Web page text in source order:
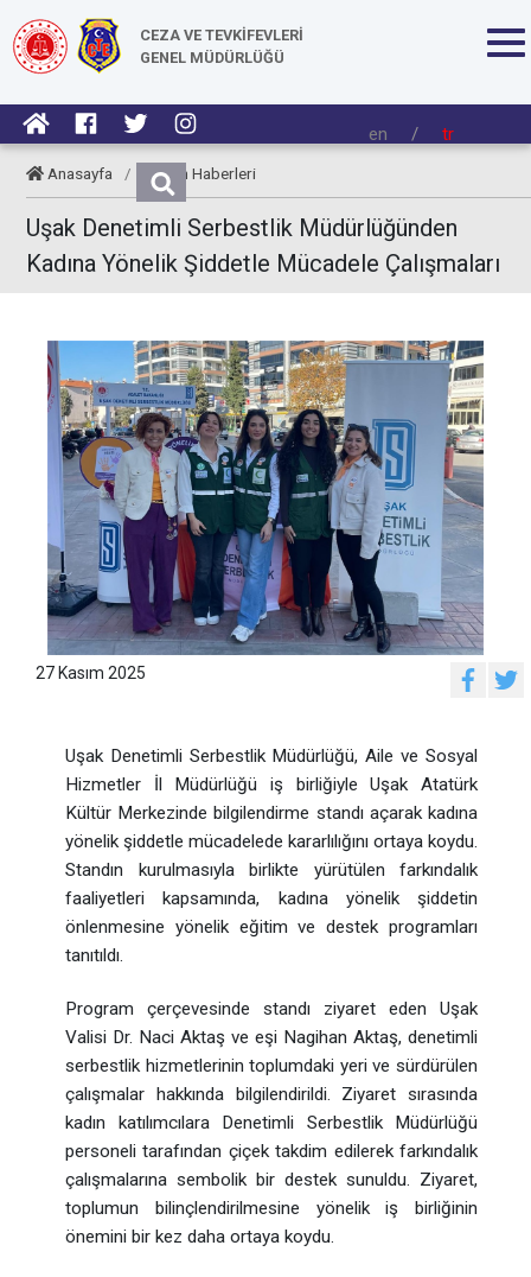
CEZA VE TEVKİFEVLERİ
GENEL MÜDÜRLÜĞÜ
en / tr
Anasayfa / Kurum Haberleri
Uşak Denetimli Serbestlik Müdürlüğünden
Kadına Yönelik Şiddetle Mücadele Çalışmaları
27 Kasım 2025
Uşak Denetimli Serbestlik Müdürlüğü, Aile ve Sosyal
Hizmetler İl Müdürlüğü iş birliğiyle Uşak Atatürk
Kültür Merkezinde bilgilendirme standı açarak kadına
yönelik şiddetle mücadelede kararlılığını ortaya koydu.
Standın kurulmasıyla birlikte yürütülen farkındalık
faaliyetleri kapsamında, kadına yönelik şiddetin
önlenmesine yönelik eğitim ve destek programları
tanıtıldı.
Program çerçevesinde standı ziyaret eden Uşak
Valisi Dr. Naci Aktaş ve eşi Nagihan Aktaş, denetimli
serbestlik hizmetlerinin toplumdaki yeri ve sürdürülen
çalışmalar hakkında bilgilendirildi. Ziyaret sırasında
kadın katılımcılara Denetimli Serbestlik Müdürlüğü
personeli tarafından çiçek takdim edilerek farkındalık
çalışmalarına sembolik bir destek sunuldu. Ziyaret,
toplumun bilinçlendirilmesine yönelik iş birliğinin
önemini bir kez daha ortaya koydu.